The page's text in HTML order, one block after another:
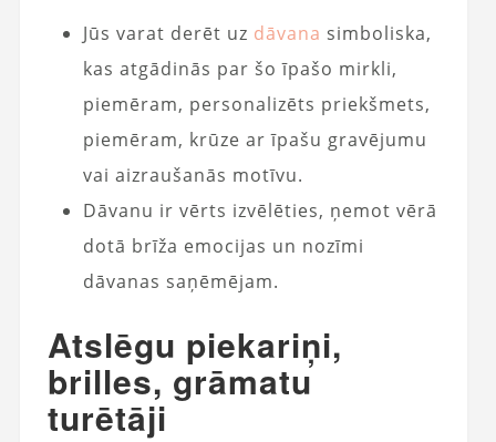
Jūs varat derēt uz dāvana simboliska,
kas atgādinās par šo īpašo mirkli,
piemēram, personalizēts priekšmets,
piemēram, krūze ar īpašu gravējumu
vai aizraušanās motīvu.
Dāvanu ir vērts izvēlēties, ņemot vērā
dotā brīža emocijas un nozīmi
dāvanas saņēmējam.
Atslēgu piekariņi,
brilles, grāmatu
turētāji